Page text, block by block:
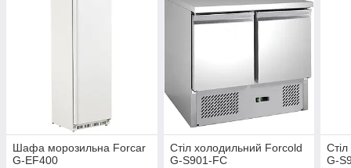
Шафа морозильна Forcar
G-EF400
Стіл холодильний Forcold
G-S901-FC
G-